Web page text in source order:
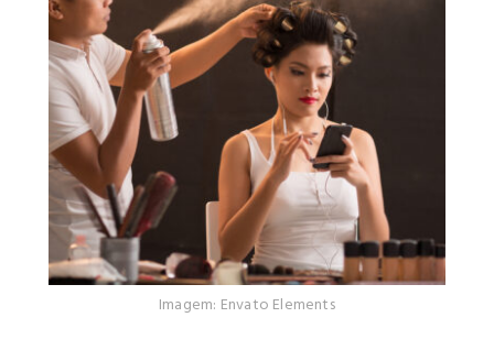
Imagem: Envato Elements